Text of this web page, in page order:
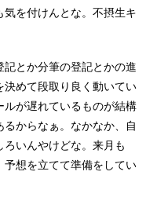
を付けんとな。不摂生キ
とか分筆の登記とかの進
めて段取り良く動いてい
が遅れているものが結構
からなぁ。なかなか、自
いんやけどな。来月も
想を立てて準備をしてい